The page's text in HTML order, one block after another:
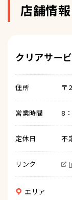
店舗情報
クリアサー
住所 〒
営業時間 8
定休日 不
リンク
エリア